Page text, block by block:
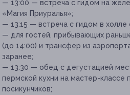
— 13:00 — встреча с гидом на
«Магия Приуралья»;
— 13:15 — встреча с гидом в холле
— для гостей, прибывающих
(до 14:00) и трансфер из
заранее;
— 13:30 — обед с дегустацией
пермской кухни на мастер-
посикунчиков;